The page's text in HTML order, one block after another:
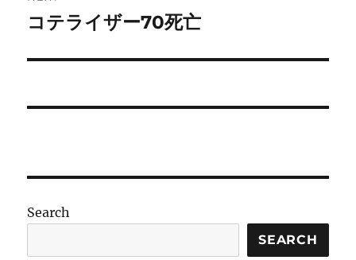
Next
コテライザー70死亡
Search
SEARCH